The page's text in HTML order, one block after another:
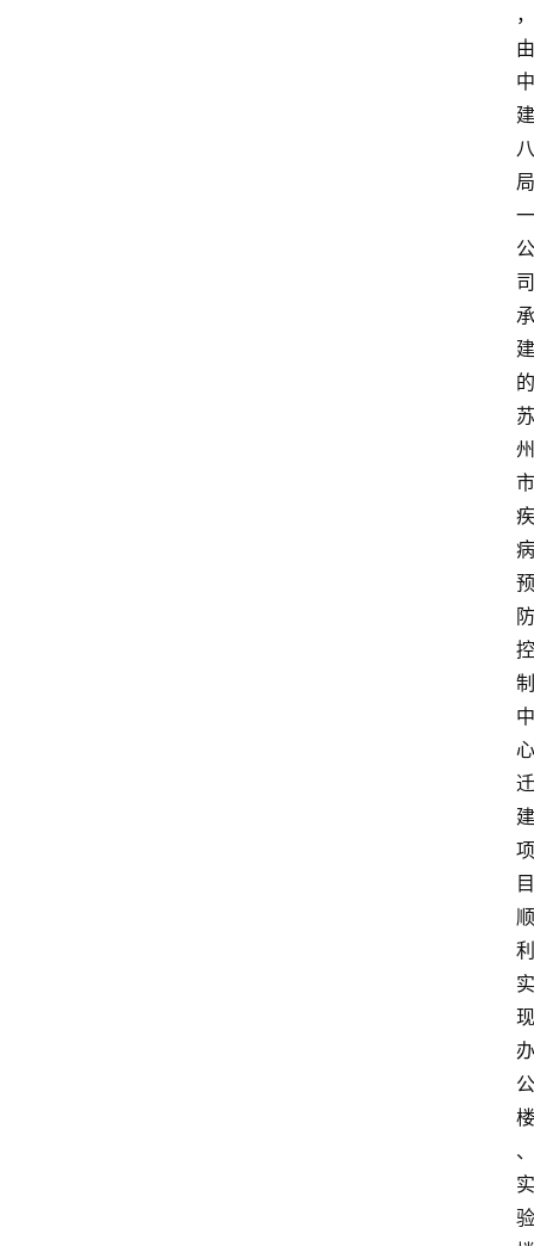
，
由
中
建
八
局
一
公
司
承
建
的
苏
州
市
疾
病
预
防
控
制
中
心
迁
建
项
目
顺
利
实
现
办
公
楼
、
实
验